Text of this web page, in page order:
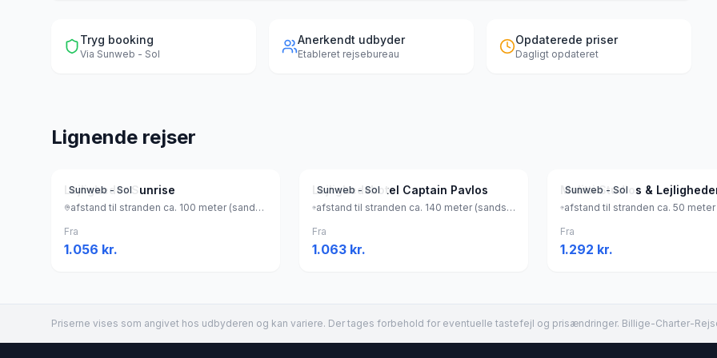
Tryg booking
Via Sunweb - Sol
Anerkendt udbyder
Etableret rejsebureau
Opdaterede priser
Dagligt opdateret
Lignende rejser
Sunweb - Sol
Lejligheder Sunrise
afstand til stranden ca. 100 meter (sandstrand), Grækenland
Fra
1.056 kr.
Sunweb - Sol
Lejlighedshotel Captain Pavlos
afstand til stranden ca. 140 meter (sandstrand, liggestole (antal: 20) (gratis) , parasol (gratis) ), Grækenland
Fra
1.063 kr.
Sunweb - Sol
Melitti Studios &
Fra
1.292 kr.
Priserne vises som angivet hos udbyderen og kan variere. Der tages forbehold for eventuelle tastefejl og prisændringer. Billige-Charter-